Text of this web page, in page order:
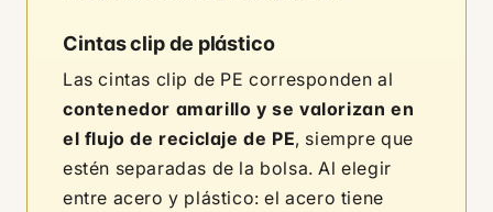
Cintas clip de plástico
Las cintas clip de PE corresponden al
contenedor amarillo y se valorizan en
el flujo de reciclaje de PE, siempre que
estén separadas de la bolsa. Al elegir
entre acero y plástico: el acero tiene